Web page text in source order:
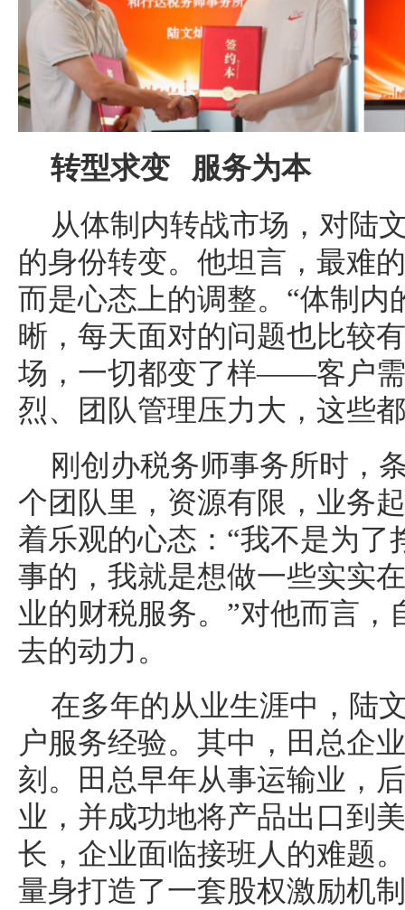
转型求变 服务为本
从体制内转战市场，对陆
的身份转变。他坦言，最难
而是心态上的调整。“体制内
晰，每天面对的问题也比较
场，一切都变了样——客户
烈、团队管理压力大，这些
刚创办税务师事务所时，
个团队里，资源有限，业务
着乐观的心态：“我不是为了
事的，我就是想做一些实实
业的财税服务。”对他而言，
去的动力。
在多年的从业生涯中，陆
户服务经验。其中，田总企
刻。田总早年从事运输业，
业，并成功地将产品出口到
长，企业面临接班人的难题
量身打造了一套股权激励机